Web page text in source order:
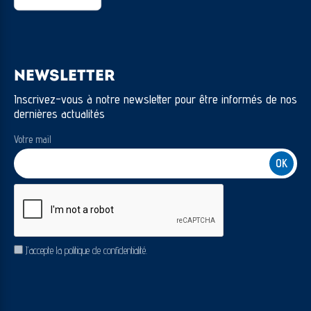
secours
Volant M gainé cuir
NEWSLETTER
Inscrivez-vous à notre newsletter pour être informés de nos
dernières actualités
Votre mail
RGPDJ’accepte la politique de confidentialité.